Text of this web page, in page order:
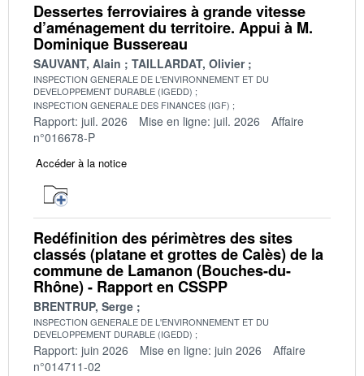
Dessertes ferroviaires à grande vitesse
d’aménagement du territoire. Appui à M.
Dominique Bussereau
SAUVANT, Alain TAILLARDAT, Olivier
INSPECTION GENERALE DE L'ENVIRONNEMENT ET DU
DEVELOPPEMENT DURABLE (IGEDD)
INSPECTION GENERALE DES FINANCES (IGF)
Rapport: juil. 2026 Mise en ligne: juil. 2026
Affaire
n°016678-P
Accéder à la notice
Redéfinition des périmètres des sites
classés (platane et grottes de Calès) de la
commune de Lamanon (Bouches-du-
Rhône) - Rapport en CSSPP
BRENTRUP, Serge
INSPECTION GENERALE DE L'ENVIRONNEMENT ET DU
DEVELOPPEMENT DURABLE (IGEDD)
Rapport: juin 2026 Mise en ligne: juin 2026
Affaire
n°014711-02